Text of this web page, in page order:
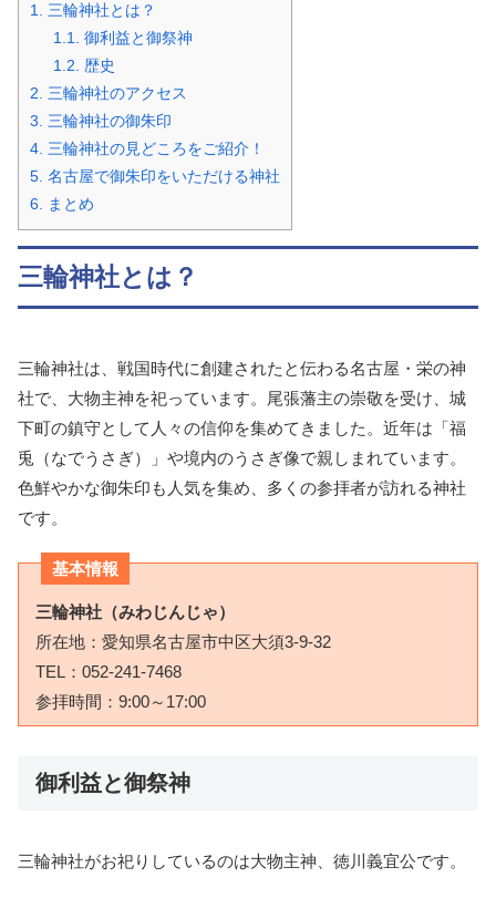
1. 三輪神社とは？
1.1. 御利益と御祭神
1.2. 歴史
2. 三輪神社のアクセス
3. 三輪神社の御朱印
4. 三輪神社の見どころをご紹介！
5. 名古屋で御朱印をいただける神社
6. まとめ
三輪神社とは？
三輪神社は、戦国時代に創建されたと伝わる名古屋・栄の神
社で、大物主神を祀っています。尾張藩主の崇敬を受け、城
下町の鎮守として人々の信仰を集めてきました。近年は「福
兎（なでうさぎ）」や境内のうさぎ像で親しまれています。
色鮮やかな御朱印も人気を集め、多くの参拝者が訪れる神社
です。
基本情報
三輪神社（みわじんじゃ）
所在地：愛知県名古屋市中区大須3-9-32
TEL：052-241-7468
参拝時間：9:00～17:00
御利益と御祭神
三輪神社がお祀りしているのは大物主神、徳川義宜公です。